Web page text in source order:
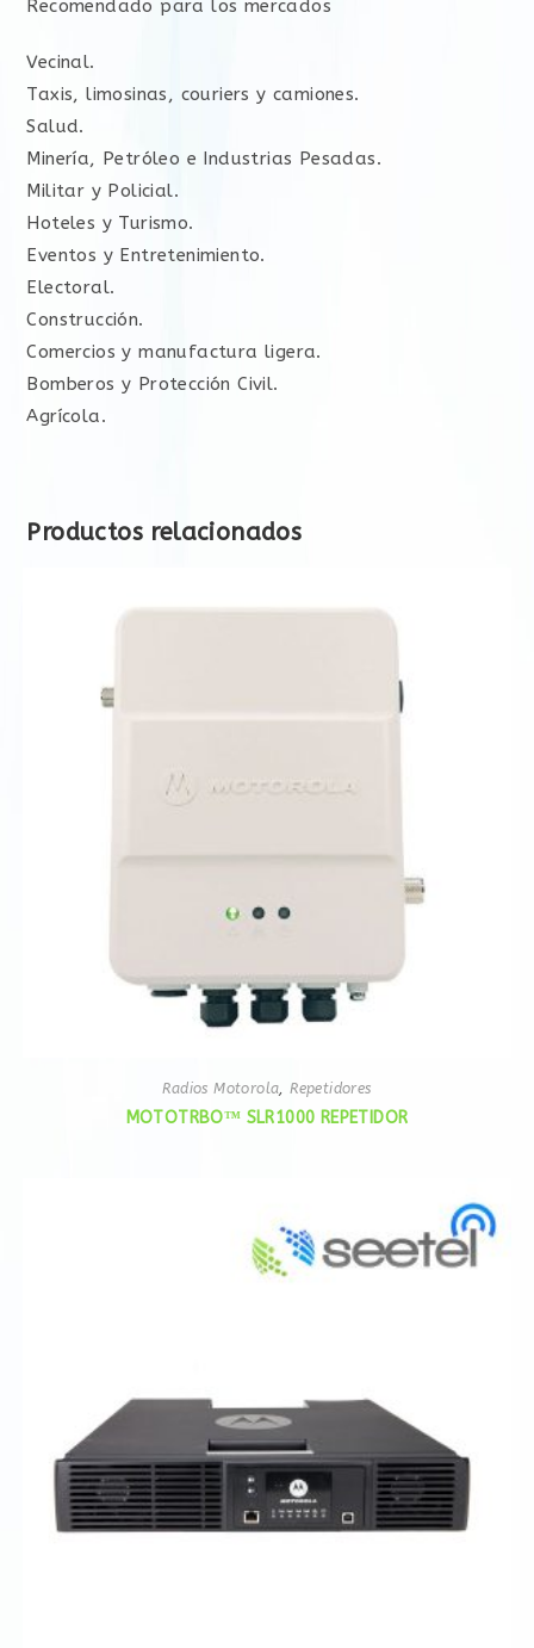
Recomendado para los mercados
Vecinal.
Taxis, limosinas, couriers y camiones.
Salud.
Minería, Petróleo e Industrias Pesadas.
Militar y Policial.
Hoteles y Turismo.
Eventos y Entretenimiento.
Electoral.
Construcción.
Comercios y manufactura ligera.
Bomberos y Protección Civil.
Agrícola.
Productos relacionados
Radios Motorola,Repetidores
MOTOTRBO™ SLR1000 REPETIDOR